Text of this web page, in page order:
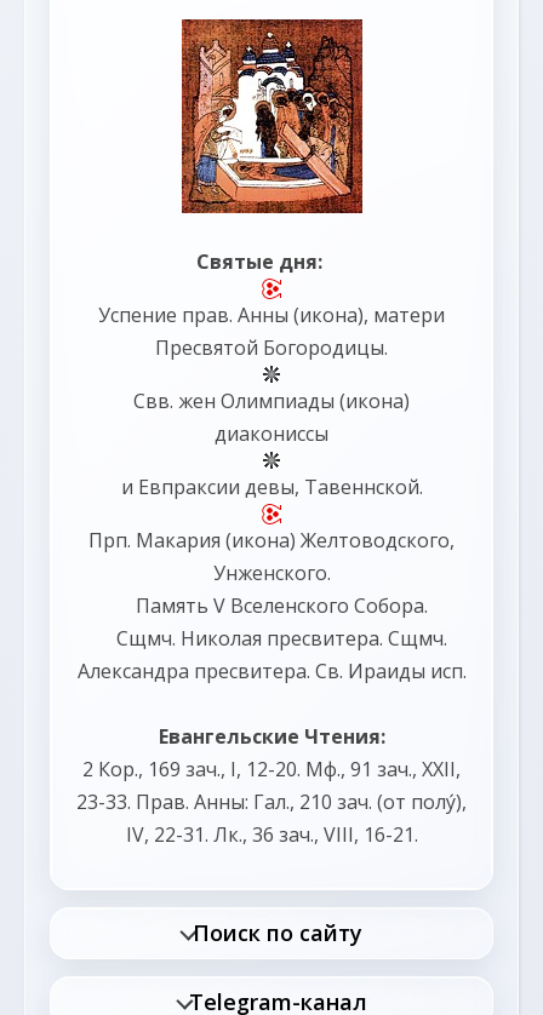
Святые дня:
Успение прав. Анны (икона), матери
Пресвятой Богородицы.
Свв. жен Олимпиады (икона)
диакониссы
и Евпраксии девы, Тавеннской.
Прп. Макария (икона) Желтоводского,
Унженского.
Память V Вселенского Собора.
Сщмч. Николая пресвитера. Сщмч.
Александра пресвитера. Св. Ираиды исп.
Евангельские Чтения:
2 Кор., 169 зач., I, 12-20. Мф., 91 зач., XXII,
23-33. Прав. Анны: Гал., 210 зач. (от полу́),
IV, 22-31. Лк., 36 зач., VIII, 16-21.
Поиск по сайту
Telegram-канал